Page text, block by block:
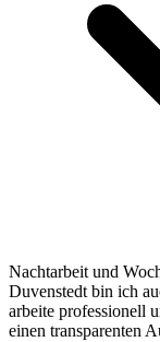
Nachtarbeit und
Duvenstedt bin ich
arbeite professionell
einen transparenten